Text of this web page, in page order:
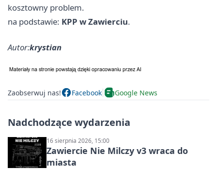
kosztowny problem.
na podstawie: KPP w Zawierciu.
Autor:krystian
Zaobserwuj nas! Facebook Google News
Nadchodzące wydarzenia
16 sierpnia 2026, 15:00
Zawiercie Nie Milczy v3 wraca do
miasta